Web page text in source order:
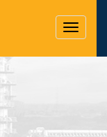
Toggle